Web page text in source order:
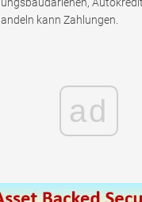
kann Zahlungen.
ad